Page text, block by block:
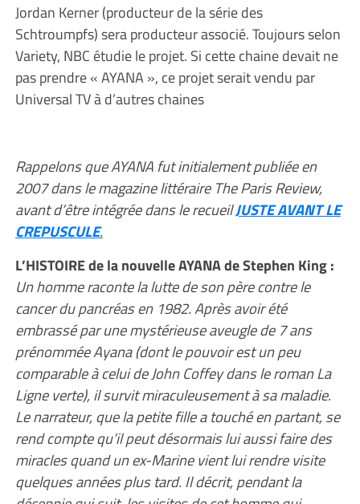
Jordan Kerner (producteur de la série des
Schtroumpfs) sera producteur associé. Toujours selon
Variety, NBC étudie le projet. Si cette chaine devait ne
pas prendre « AYANA », ce projet serait vendu par
Universal TV à d’autres chaines
Rappelons que AYANA fut initialement publiée en
2007 dans le magazine littéraire The Paris Review,
avant d’être intégrée dans le recueilJUSTE AVANT LE
CREPUSCULE.
L’HISTOIRE de la nouvelle AYANA de Stephen King :
Un homme raconte la lutte de son père contre le
cancer du pancréas en 1982. Après avoir été
embrassé par une mystérieuse aveugle de 7 ans
prénommée Ayana (dont le pouvoir est un peu
comparable à celui de John Coffey dans le roman La
Ligne verte), il survit miraculeusement à sa maladie.
Le narrateur, que la petite fille a touché en partant, se
rend compte qu’il peut désormais lui aussi faire des
miracles quand un ex-Marine vient lui rendre visite
quelques années plus tard. Il décrit, pendant la